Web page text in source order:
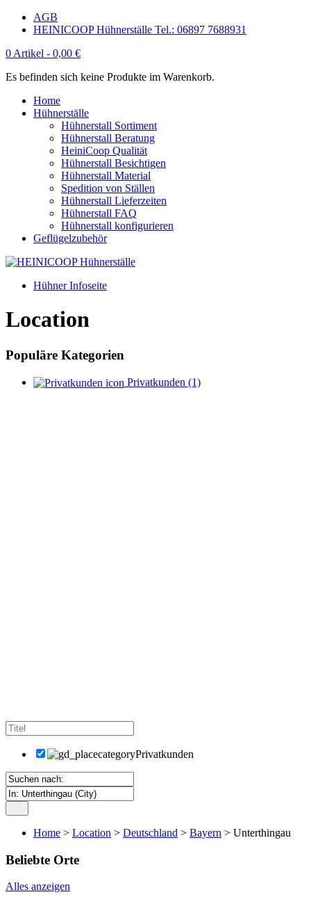
AGB
HEINICOOP Hühnerställe Tel.: 06897 7688931
0 Artikel - 0,00 €
Es befinden sich keine Produkte im Warenkorb.
Home
Hühnerställe
Hühnerstall Sortiment
Hühnerstall Beratung
HeiniCoop Qualität
Hühnerstall Besichtigen
Hühnerstall Material
Spedition von Ställen
Hühnerstall Lieferzeiten
Hühnerstall FAQ
Hühnerstall konfigurieren
Geflügelzubehör
Hühner Infoseite
Location
Populäre Kategorien
Privatkunden (1)
Privatkunden
Home > Location > Deutschland > Bayern > Unterthingau
Beliebte Orte
Alles anzeigen